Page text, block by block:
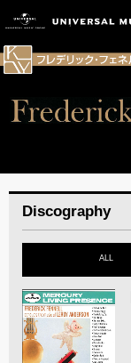
Discography
ALL